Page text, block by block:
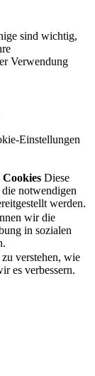
sind wichtig,
Verwendung
Einstellungen
Diese
notwendigen
werden.
wir die
in sozialen
verstehen, wie
es verbessern.